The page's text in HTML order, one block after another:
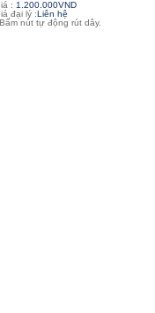
: 1.200.000VND
đại lý :Liên hệ
nút tự động rút dây.